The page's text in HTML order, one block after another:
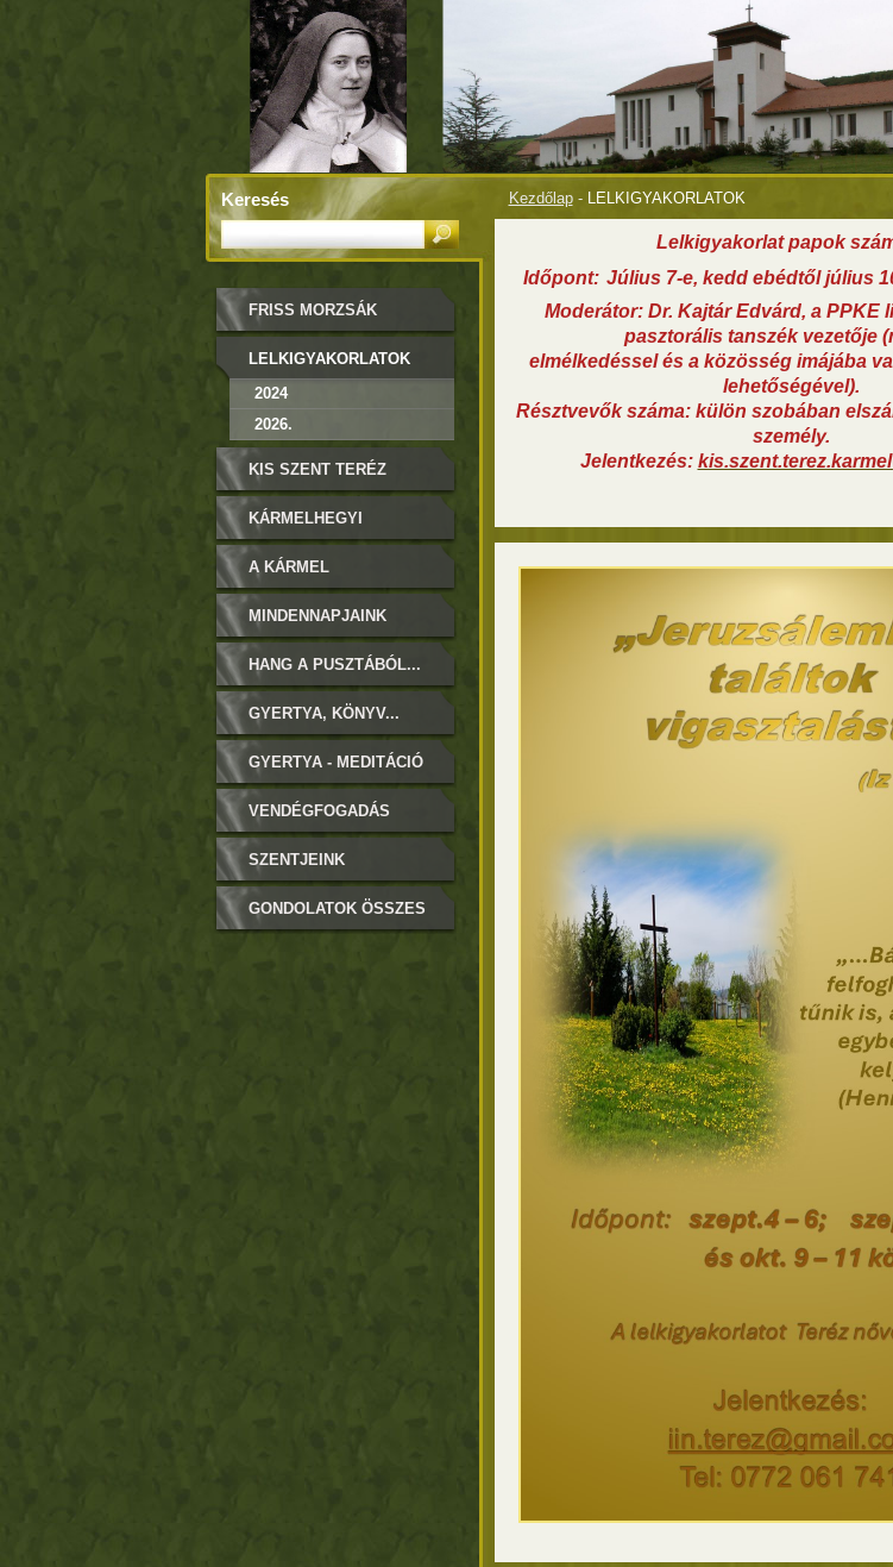
Kezdőlap - LELKIGYAKORLATOK
Lelkigyakorlat papok
Időpont: Július 7-e, kedd ebédtől július
Moderátor: Dr. Kajtár Edvárd, a PPKE
pasztorális tanszék vezetője
elmélkedéssel és a közösség imájába
lehetőségével).
Résztvevők száma: külön szobában
személy.
Jelentkezés:
FRISS MORZSÁK
LELKIGYAKORLATOK
2024
2026.
KIS SZENT TERÉZ
KÁRMELHEGYI
BOLDOGASSZONY
A KÁRMEL
MINDENNAPJAINK
HANG A PUSZTÁBÓL...
GYERTYA, KÖNYV...
GYERTYA - MEDITÁCIÓ
VENDÉGFOGADÁS
SZENTJEINK
GONDOLATOK ÖSSZES
Keresés